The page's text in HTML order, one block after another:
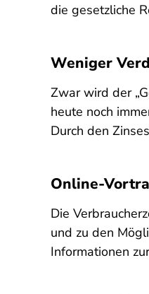
die gesetzliche
Weniger
Zwar wird der
heute noch
Durch den
Online-
Die
und zu den
Informationen